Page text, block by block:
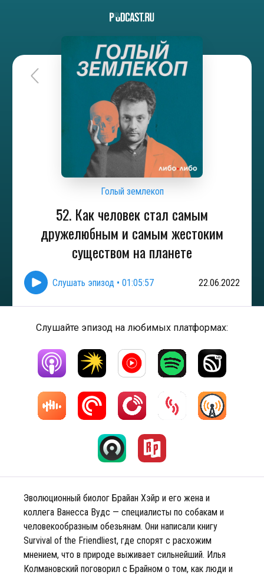
Голый землекоп
52. Как человек стал самым
дружелюбным и самым жестоким
существом на планете
Слушать эпизод • 01:05:57 22.06.2022
Слушайте эпизод на любимых платформах:
Эволюционный биолог Брайан Хэйр и его жена и
коллега Ванесса Вудс — специалисты по собакам и
человекообразным обезьянам. Они написали книгу
Survival of the Friendliest, где спорят с расхожим
мнением, что в природе выживает сильнейший. Илья
Колмановский поговорил с Брайном о том, как люди и